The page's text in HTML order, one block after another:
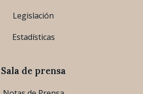
Legislación
Estadísticas
Sala de prensa